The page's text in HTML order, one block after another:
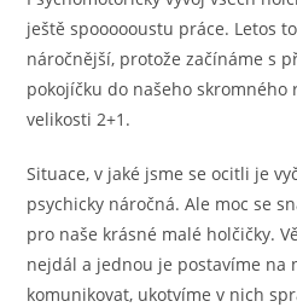
ještě spoooooustu práce. Letos
náročnější, protože začínáme s
pokojíčku do našeho
velikosti 2+1.
Situace, v jaké jsme se ocitli je
psychicky náročná. Ale moc se
pro naše krásné malé holčičky.
nejdál a jednou je postavíme na
komunikovat, ukotvíme v nich